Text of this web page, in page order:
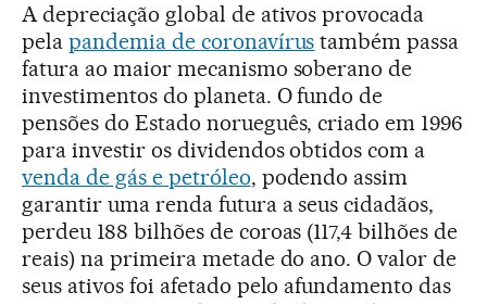
A depreciação global de ativos provocada
pela pandemia de coronavírus também passa
fatura ao maior mecanismo soberano de
investimentos do planeta. O fundo de
pensões do Estado norueguês, criado em 1996
para investir os dividendos obtidos com a
venda de gás e petróleo, podendo assim
garantir uma renda futura a seus cidadãos,
perdeu 188 bilhões de coroas (117,4 bilhões de
reais) na primeira metade do ano. O valor de
seus ativos foi afetado pelo afundamento das